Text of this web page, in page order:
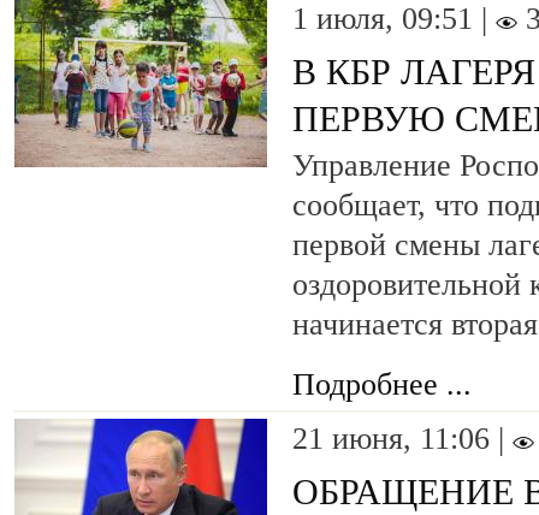
1 июля, 09:51 |
В КБР
ПЕРВУЮ
Управление
сообщает, что
первой смены
оздоровительной
начинается
Подробнее ...
21 июня, 11:06 |
ОБРАЩЕНИЕ